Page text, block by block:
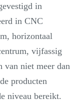
in
in CNC
horizontaal
vijfassig
van niet meer dan
producten
niveau bereikt.